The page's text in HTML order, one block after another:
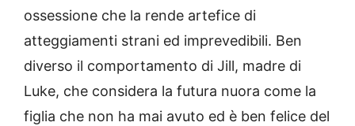
ossessione che la rende artefice di
atteggiamenti strani ed imprevedibili. Ben
diverso il comportamento di Jill, madre di
Luke, che considera la futura nuora come la
figlia che non ha mai avuto ed è ben felice del